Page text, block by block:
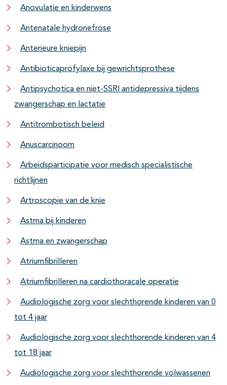
Anovulatie en kinderwens
Antenatale hydronefrose
Anterieure kniepijn
Antibioticaprofylaxe bij gewrichtsprothese
Antipsychotica en niet-SSRI antidepressiva tijdens
zwangerschap en lactatie
Antitrombotisch beleid
Anuscarcinoom
Arbeidsparticipatie voor medisch specialistische
richtlijnen
Artroscopie van de knie
Astma bij kinderen
Astma en zwangerschap
Atriumfibrilleren
Atriumfibrilleren na cardiothoracale operatie
Audiologische zorg voor slechthorende kinderen van 0
tot 4 jaar
Audiologische zorg voor slechthorende kinderen van 4
tot 18 jaar
Audiologische zorg voor slechthorende volwassenen